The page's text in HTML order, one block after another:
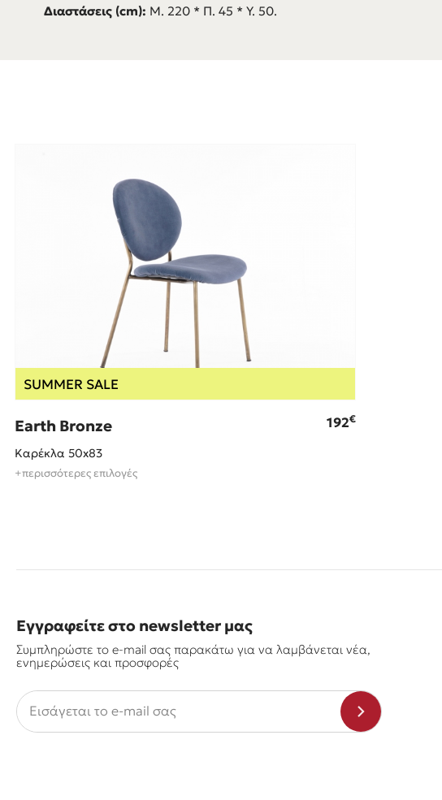
Διαστάσεις (cm): Μ. 220 * Π. 45 * Υ. 50.
SUMMER SALE
Earth Bronze 192€
Καρέκλα 50x83
+περισσότερες επιλογές
Εγγραφείτε στο newsletter μας
Συμπληρώστε το e-mail σας παρακάτω για να λαμβάνεται νέα,
ενημερώσεις και προσφορές